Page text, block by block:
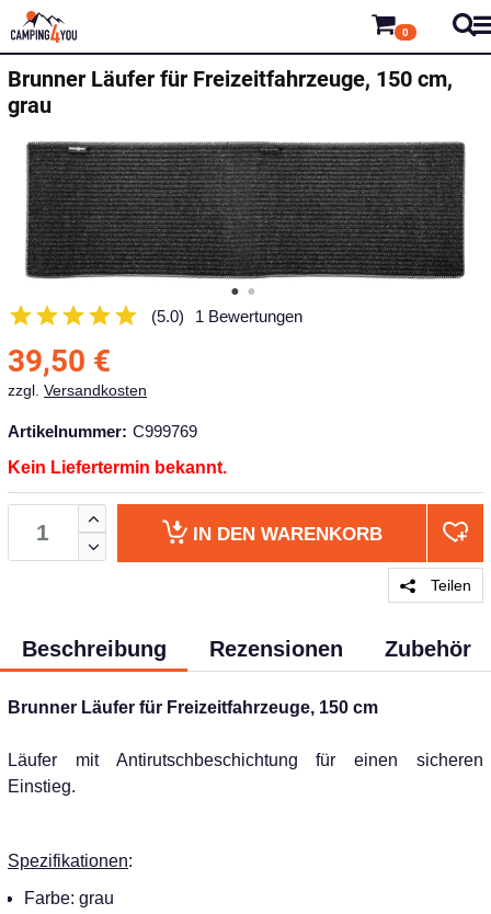
0
Brunner Läufer für Freizeitfahrzeuge, 150 cm,
grau
(5.0) 1 Bewertungen
39,50 €
zzgl. Versandkosten
Artikelnummer: C999769
Kein Liefertermin bekannt.
IN DEN WARENKORB
Teilen
Beschreibung Rezensionen Zubehör
Brunner Läufer für Freizeitfahrzeuge, 150 cm
Läufer mit Antirutschbeschichtung für einen sicheren
Einstieg.
Spezifikationen:
Farbe: grau